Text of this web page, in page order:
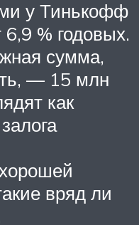
у Тинькофф
% годовых.
сумма,
— 15 млн
как
вряд ли